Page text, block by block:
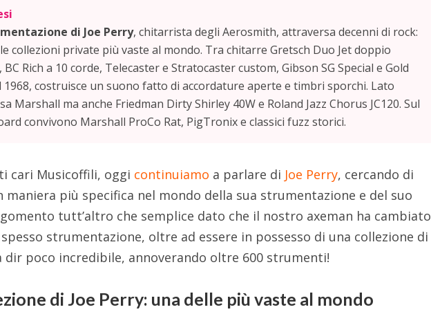
di Joe Perry, chitarrista degli Aerosmith, attraversa decenni di rock:
collezioni private più vaste al mondo. Tra chitarre Gretsch Duo Jet doppio
BC Rich a 10 corde, Telecaster e Stratocaster custom, Gibson SG Special e Gold
1968, costruisce un suono fatto di accordature aperte e timbri sporchi. Lato
Marshall ma anche Friedman Dirty Shirley 40W e Roland Jazz Chorus JC120. Sul
convivono Marshall ProCo Rat, PigTronix e classici fuzz storici.
cari Musicoffili, oggi continuiamo a parlare di Joe Perry, cercando di
maniera più specifica nel mondo della sua strumentazione e del suo
tutt’altro che semplice dato che il nostro axeman ha cambiato
strumentazione, oltre ad essere in possesso di una collezione di
dir poco incredibile, annoverando oltre 600 strumenti!
di Joe Perry: una delle più vaste al mondo